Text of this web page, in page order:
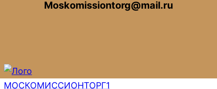
Moskomissiontorg@mail.ru